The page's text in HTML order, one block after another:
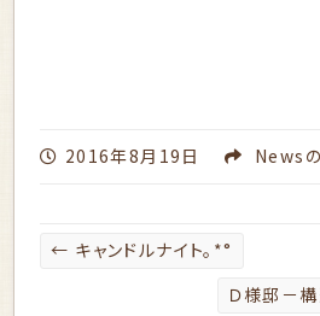
2016年8月19日 News
← キャンドルナイト。*°
Ｄ様邸－